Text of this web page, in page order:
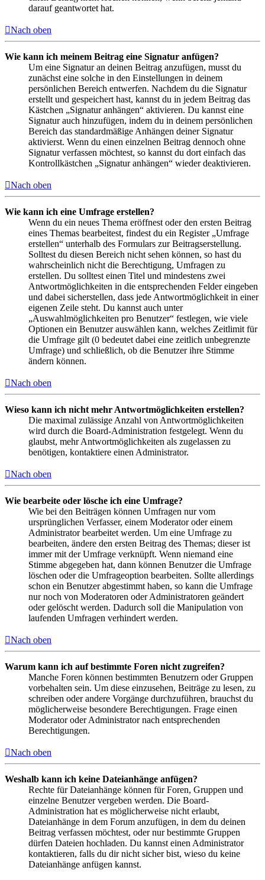
darauf geantwortet hat.
Nach oben
Wie kann ich meinem Beitrag eine Signatur anfügen?
Um eine Signatur an deinen Beitrag anzufügen, musst du
zunächst eine solche in den Einstellungen in deinem
persönlichen Bereich entwerfen. Nachdem du die Signatur
erstellt und gespeichert hast, kannst du in jedem Beitrag das
Kästchen „Signatur anhängen“ aktivieren. Du kannst eine
Signatur auch hinzufügen, indem du in deinem persönlichen
Bereich das standardmäßige Anhängen deiner Signatur
aktivierst. Wenn du einen einzelnen Beitrag dennoch ohne
Signatur verfassen möchtest, so kannst du dort einfach das
Kontrollkästchen „Signatur anhängen“ wieder deaktivieren.
Nach oben
Wie kann ich eine Umfrage erstellen?
Wenn du ein neues Thema eröffnest oder den ersten Beitrag
eines Themas bearbeitest, findest du ein Register „Umfrage
erstellen“ unterhalb des Formulars zur Beitragserstellung.
Solltest du diesen Bereich nicht sehen können, so hast du
wahrscheinlich nicht die Berechtigung, Umfragen zu
erstellen. Du solltest einen Titel und mindestens zwei
Antwortmöglichkeiten in die entsprechenden Felder eingeben
und dabei sicherstellen, dass jede Antwortmöglichkeit in einer
eigenen Zeile steht. Du kannst auch unter
„Auswahlmöglichkeiten pro Benutzer“ festlegen, wie viele
Optionen ein Benutzer auswählen kann, welches Zeitlimit für
die Umfrage gilt (0 bedeutet dabei eine zeitlich unbegrenzte
Umfrage) und schließlich, ob die Benutzer ihre Stimme
ändern können.
Nach oben
Wieso kann ich nicht mehr Antwortmöglichkeiten erstellen?
Die maximal zulässige Anzahl von Antwortmöglichkeiten
wird durch die Board-Administration festgelegt. Wenn du
glaubst, mehr Antwortmöglichkeiten als zugelassen zu
benötigen, kontaktiere einen Administrator.
Nach oben
Wie bearbeite oder lösche ich eine Umfrage?
Wie bei den Beiträgen können Umfragen nur vom
ursprünglichen Verfasser, einem Moderator oder einem
Administrator bearbeitet werden. Um eine Umfrage zu
bearbeiten, ändere den ersten Beitrag des Themas; dieser ist
immer mit der Umfrage verknüpft. Wenn niemand eine
Stimme abgegeben hat, dann können Benutzer die Umfrage
löschen oder die Umfrageoption bearbeiten. Sollte allerdings
schon ein Benutzer abgestimmt haben, so kann die Umfrage
nur noch von Moderatoren oder Administratoren geändert
oder gelöscht werden. Dadurch soll die Manipulation von
laufenden Umfragen verhindert werden.
Nach oben
Warum kann ich auf bestimmte Foren nicht zugreifen?
Manche Foren können bestimmten Benutzern oder Gruppen
vorbehalten sein. Um diese einzusehen, Beiträge zu lesen, zu
schreiben oder andere Vorgänge durchzuführen, brauchst du
möglicherweise besondere Berechtigungen. Frage einen
Moderator oder Administrator nach entsprechenden
Berechtigungen.
Nach oben
Weshalb kann ich keine Dateianhänge anfügen?
Rechte für Dateianhänge können für Foren, Gruppen und
einzelne Benutzer vergeben werden. Die Board-
Administration hat es möglicherweise nicht erlaubt,
Dateianhänge in dem Forum anzufügen, in dem du deinen
Beitrag verfassen möchtest, oder nur bestimmte Gruppen
dürfen Dateien hochladen. Du kannst einen Administrator
kontaktieren, falls du dir nicht sicher bist, wieso du keine
Dateianhänge anfügen kannst.